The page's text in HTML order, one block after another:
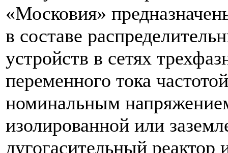
«Московия»
в составе
устройств в сетях
переменного тока
номинальным
изолированной или
дугогасительный реактор